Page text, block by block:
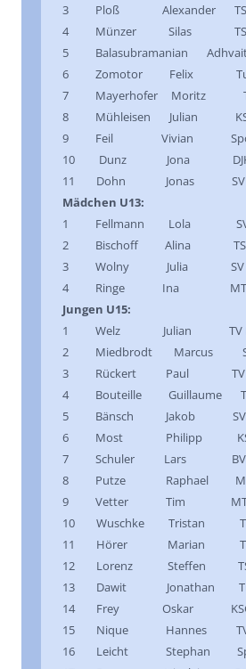
3 Ploß Alexander TSV
4 Münzer Silas TSV
5 Balasubramanian
6 Zomotor Felix TuS
7 Mayerhofer Moritz TSV
8 Mühleisen Julian KSG
9 Feil Vivian SportVG
10 Dunz Jona DJK
11 Dohn Jonas SV
Mädchen U13:
1 Fellmann Lola SV
2 Bischoff Alina TSV
3 Wolny Julia SV
4 Ringe Ina MTV
Jungen U15:
1 Welz Julian TV Bad
2 Miedbrodt Marcus
3 Rückert Paul TV Bad
4 Bouteille Guillaume
5 Bänsch Jakob SV
6 Most Philipp KSG
7 Schuler Lars BV
8 Putze Raphael MTV
9 Vetter Tim MTV
10 Wuschke Tristan TV
11 Hörer Marian TV
12 Lorenz Steffen TSV
13 Dawit Jonathan TuS
14 Frey Oskar KSG
15 Nique Hannes TV
16 Leicht Stephan